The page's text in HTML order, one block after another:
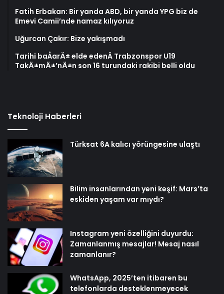
Fatih Erbakan: Bir yanda ABD, bir yanda YPG biz de
Emevi Camii’nde namaz kılıyoruz
Uğurcan Çakır: Bize yakışmadı
Tarihi baÅarÄ± elde edenÂ Trabzonspor U19
TakÄ±mÄ±’nÄ±n son 16 turundaki rakibi belli oldu
Teknoloji Haberleri
Türksat 6A kalıcı yörüngesine ulaştı
Bilim insanlarından yeni keşif: Mars’ta
eskiden yaşam var mıydı?
Instagram yeni özelliğini duyurdu:
Zamanlanmış mesajlar! Mesaj nasıl
zamanlanır?
WhatsApp, 2025’ten itibaren bu
telefonlarda desteklenmeyecek